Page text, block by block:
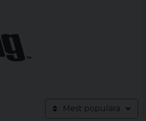
Mest populära